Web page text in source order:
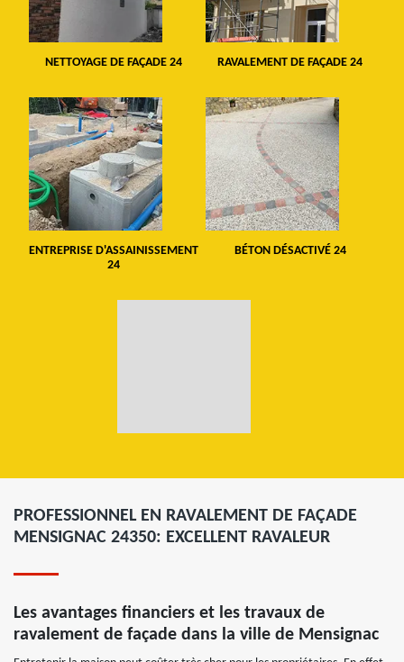
NETTOYAGE DE FAÇADE 24 RAVALEMENT DE FAÇADE 24
ENTREPRISE D'ASSAINISSEMENT
24
BÉTON DÉSACTIVÉ 24
PROFESSIONNEL EN RAVALEMENT DE FAÇADE
MENSIGNAC 24350: EXCELLENT RAVALEUR
Les avantages financiers et les travaux de
ravalement de façade dans la ville de Mensignac